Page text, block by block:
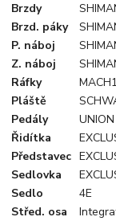
Brzdy
Brzd. páky
P. náboj
Z. náboj
Ráfky
Pláště
Pedály
Řidítka
Představec
Sedlovka
Sedlo
4E
Střed. osa